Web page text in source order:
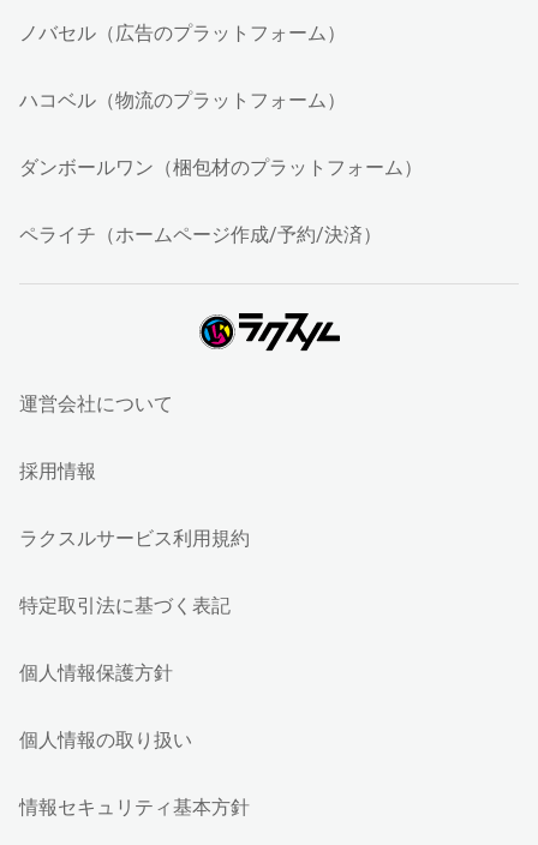
ノバセル（広告のプラットフォーム）
ハコベル（物流のプラットフォーム）
ダンボールワン（梱包材のプラットフォーム）
ペライチ（ホームページ作成/予約/決済）
運営会社について
採用情報
ラクスルサービス利用規約
特定取引法に基づく表記
個人情報保護方針
個人情報の取り扱い
情報セキュリティ基本方針